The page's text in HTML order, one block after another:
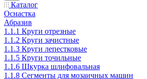
Каталог
Оснастка
Абразив
1.1.1 Круги отрезные
1.1.2 Круги зачистные
1.1.3 Круги лепестковые
1.1.5 Круги точильные
1.1.6 Шкурка шлифовальная
1.1.8 Сегменты для мозаичных машин